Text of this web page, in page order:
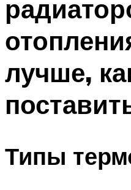
ВЕНТИЛЯЦИЯ
ТРУБЫ
Меню
лучше,
Типы